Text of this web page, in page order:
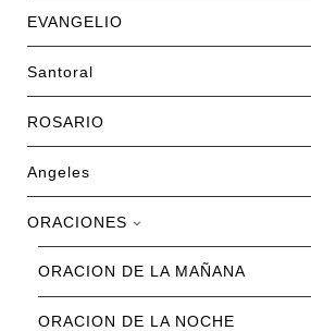
EVANGELIO
Santoral
ROSARIO
Angeles
ORACIONES
ORACION DE LA MAÑANA
ORACION DE LA NOCHE